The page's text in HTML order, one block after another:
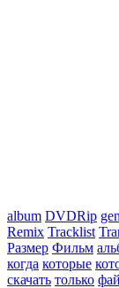
album DVDRip
Remix Tracklist
Размер Фильм
когда которые
скачать только